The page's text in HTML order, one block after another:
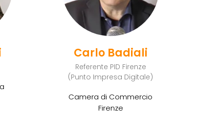
Carlo Badiali
Referente PID Firenze
(Punto Impresa Digitale)
Camera di Commercio
Firenze